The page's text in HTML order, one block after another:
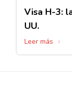
Visa H-3:
UU.
Leer más